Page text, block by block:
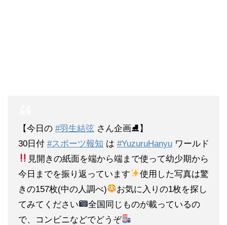
【今日の #羽生結弦 さん企画⛸】
30日付 #スポーツ報知 は #YuzuruHanyu ワールド
見開きの紙面を端から端まで使って幼少期から
今日までを振り返っています
使用した写真は驚
きの157枚(中の人調べ)
お気に入りの1枚を探し
てみてください
全国同じものが載っているの
で、コンビニなどでどうぞ